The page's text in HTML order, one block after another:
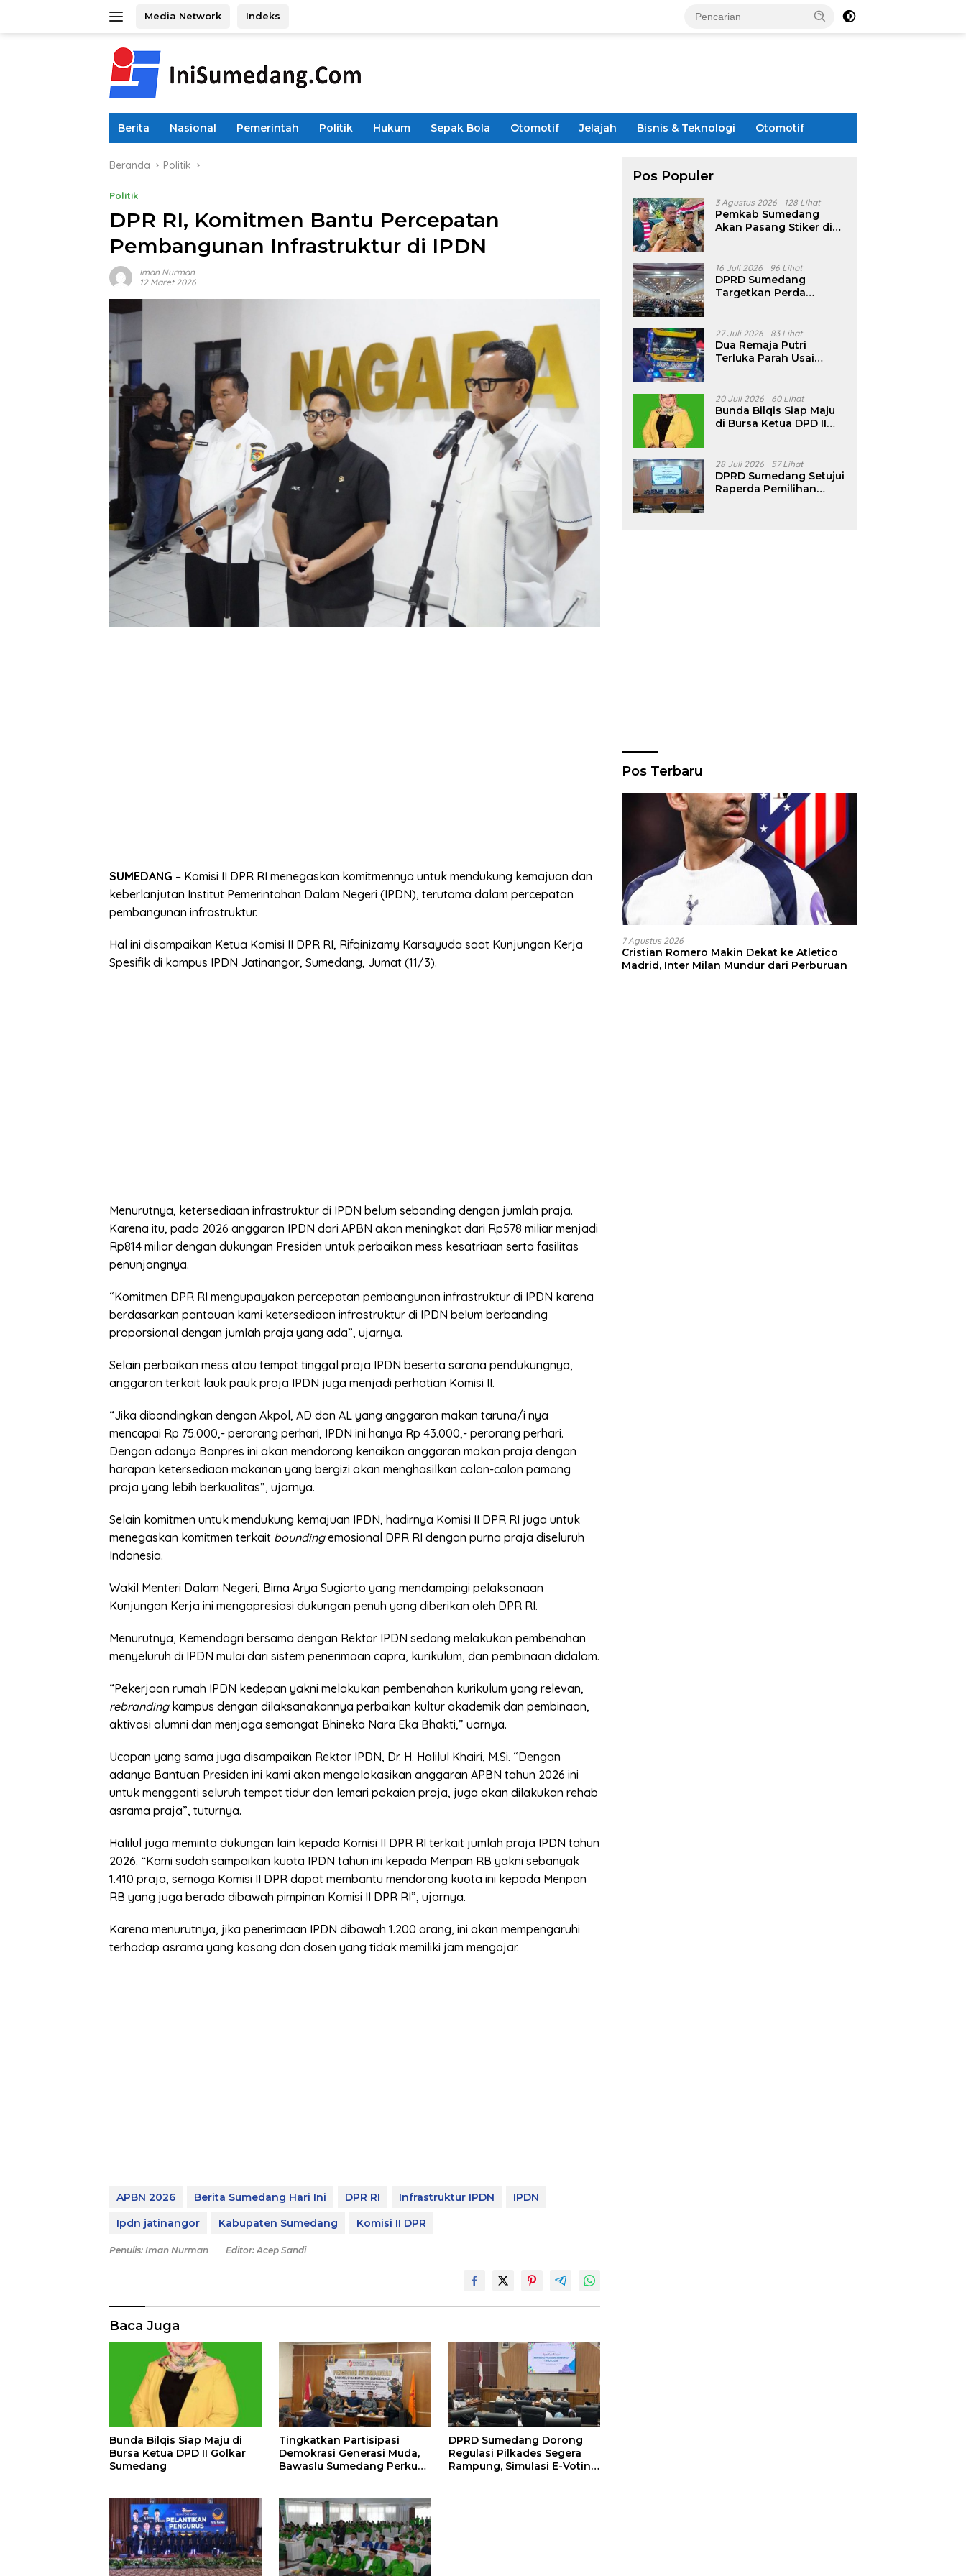
Media Network Indeks
Berita Nasional Pemerintah Politik Hukum Sepak Bola Otomotif Jelajah Bisnis & Teknologi Otomotif
Beranda Politik
Politik
DPR RI, Komitmen Bantu Percepatan
Pembangunan Infrastruktur di IPDN
Iman Nurman
12 Maret 2026
SUMEDANG – Komisi II DPR RI menegaskan komitmennya untuk mendukung kemajuan dan
keberlanjutan Institut Pemerintahan Dalam Negeri (IPDN), terutama dalam percepatan
pembangunan infrastruktur.
Hal ini disampaikan Ketua Komisi II DPR RI, Rifqinizamy Karsayuda saat Kunjungan Kerja
Spesifik di kampus IPDN Jatinangor, Sumedang, Jumat (11/3).
Menurutnya, ketersediaan infrastruktur di IPDN belum sebanding dengan jumlah praja.
Karena itu, pada 2026 anggaran IPDN dari APBN akan meningkat dari Rp578 miliar menjadi
Rp814 miliar dengan dukungan Presiden untuk perbaikan mess kesatriaan serta fasilitas
penunjangnya.
“Komitmen DPR RI mengupayakan percepatan pembangunan infrastruktur di IPDN karena
berdasarkan pantauan kami ketersediaan infrastruktur di IPDN belum berbanding
proporsional dengan jumlah praja yang ada”, ujarnya.
Selain perbaikan mess atau tempat tinggal praja IPDN beserta sarana pendukungnya,
anggaran terkait lauk pauk praja IPDN juga menjadi perhatian Komisi II.
“Jika dibandingkan dengan Akpol, AD dan AL yang anggaran makan taruna/i nya
mencapai Rp 75.000,- perorang perhari, IPDN ini hanya Rp 43.000,- perorang perhari.
Dengan adanya Banpres ini akan mendorong kenaikan anggaran makan praja dengan
harapan ketersediaan makanan yang bergizi akan menghasilkan calon-calon pamong
praja yang lebih berkualitas”, ujarnya.
Selain komitmen untuk mendukung kemajuan IPDN, hadirnya Komisi II DPR RI juga untuk
menegaskan komitmen terkait boundingemosional DPR RI dengan purna praja diseluruh
Indonesia.
Wakil Menteri Dalam Negeri, Bima Arya Sugiarto yang mendampingi pelaksanaan
Kunjungan Kerja ini mengapresiasi dukungan penuh yang diberikan oleh DPR RI.
Menurutnya, Kemendagri bersama dengan Rektor IPDN sedang melakukan pembenahan
menyeluruh di IPDN mulai dari sistem penerimaan capra, kurikulum, dan pembinaan didalam.
“Pekerjaan rumah IPDN kedepan yakni melakukan pembenahan kurikulum yang relevan,
rebrandingkampus dengan dilaksanakannya perbaikan kultur akademik dan pembinaan,
aktivasi alumni dan menjaga semangat Bhineka Nara Eka Bhakti,” uarnya.
Ucapan yang sama juga disampaikan Rektor IPDN, Dr. H. Halilul Khairi, M.Si. “Dengan
adanya Bantuan Presiden ini kami akan mengalokasikan anggaran APBN tahun 2026 ini
untuk mengganti seluruh tempat tidur dan lemari pakaian praja, juga akan dilakukan rehab
asrama praja”, tuturnya.
Halilul juga meminta dukungan lain kepada Komisi II DPR RI terkait jumlah praja IPDN tahun
2026. “Kami sudah sampaikan kuota IPDN tahun ini kepada Menpan RB yakni sebanyak
1.410 praja, semoga Komisi II DPR dapat membantu mendorong kuota ini kepada Menpan
RB yang juga berada dibawah pimpinan Komisi II DPR RI”, ujarnya.
Karena menurutnya, jika penerimaan IPDN dibawah 1.200 orang, ini akan mempengaruhi
terhadap asrama yang kosong dan dosen yang tidak memiliki jam mengajar.
APBN 2026 Berita Sumedang Hari Ini DPR RI Infrastruktur IPDN
IPDN
Ipdn jatinangor
Kabupaten Sumedang Komisi II DPR
Penulis: Iman Nurman Editor: Acep Sandi
Baca Juga
Bunda Bilqis Siap Maju di
Bursa Ketua DPD II Golkar
Sumedang
Tingkatkan Partisipasi
Demokrasi Generasi Muda,
Bawaslu Sumedang Perkuat
DPRD Sumedang Dorong
Regulasi Pilkades Segera
Rampung, Simulasi E-Voting
Pos Populer
3 Agustus 2026 128 Lihat
Pemkab Sumedang
Akan Pasang Stiker di
16 Juli 2026 96 Lihat
DPRD Sumedang
Targetkan Perda
Pencalonan Diperjelas
27 Juli 2026 83 Lihat
Dua Remaja Putri
Terluka Parah Usai
Tanjungsari Sumedang
20 Juli 2026 60 Lihat
Bunda Bilqis Siap Maju
di Bursa Ketua DPD II
28 Juli 2026 57 Lihat
DPRD Sumedang Setujui
Raperda Pemilihan
Pos Terbaru
7 Agustus 2026
Cristian Romero Makin Dekat ke Atletico
Madrid, Inter Milan Mundur dari Perburuan